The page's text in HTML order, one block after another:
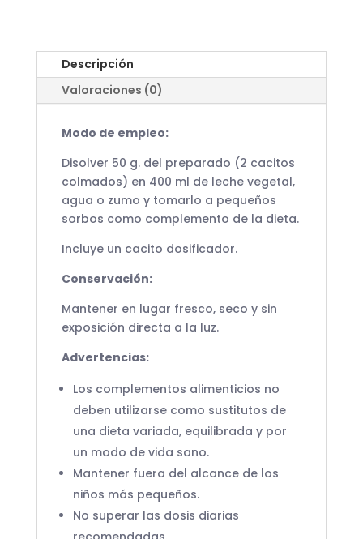
Descripción
Valoraciones (0)
Modo de empleo:
Disolver 50 g. del preparado (2 cacitos
colmados) en 400 ml de leche vegetal,
agua o zumo y tomarlo a pequeños
sorbos como complemento de la dieta.
Incluye un cacito dosificador.
Conservación:
Mantener en lugar fresco, seco y sin
exposición directa a la luz.
Advertencias:
Los complementos alimenticios no
deben utilizarse como sustitutos de
una dieta variada, equilibrada y por
un modo de vida sano.
Mantener fuera del alcance de los
niños más pequeños.
No superar las dosis diarias